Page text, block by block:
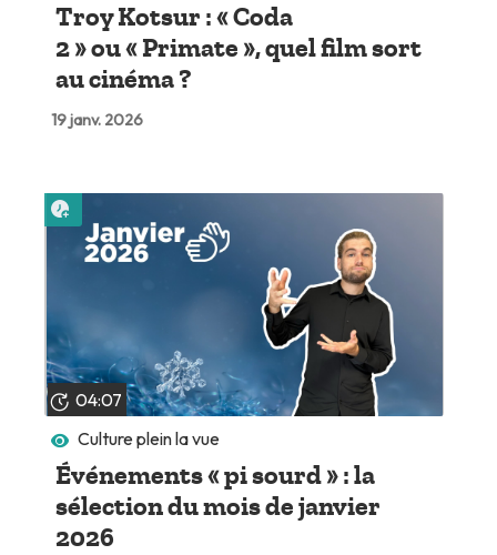
Troy Kotsur : « Coda
2 » ou « Primate », quel film sort
au cinéma ?
19 janv. 2026
04:07
Culture plein la vue
Événements « pi sourd » : la
sélection du mois de janvier
2026